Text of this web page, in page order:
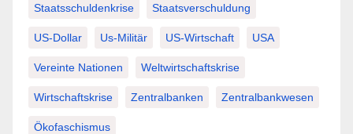
Staatsschuldenkrise Staatsverschuldung
US-Dollar Us-Militär US-Wirtschaft USA
Vereinte Nationen Weltwirtschaftskrise
Wirtschaftskrise Zentralbanken Zentralbankwesen
Ökofaschismus